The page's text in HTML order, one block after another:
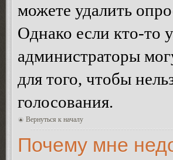
можете удалить
Однако если кто-то
администраторы
для того, чтобы
голосования.
Вернуться к началу
Почему мне